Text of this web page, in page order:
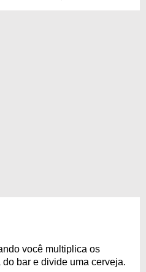
você multiplica os
bar e divide uma cerveja.